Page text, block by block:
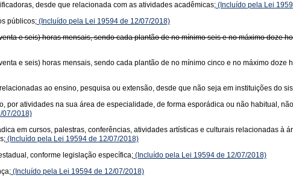
desde que relacionada com as atividades acadêmicas; (Incluído pela Lei
públicos; (Incluído pela Lei 19594 de 12/07/2018)
e seis) horas mensais, sendo cada plantão de no mínimo seis e no máximo doze
e seis) horas mensais, sendo cada plantão de no mínimo cinco e no máximo
ao ensino, pesquisa ou extensão, desde que não seja em instituições do
atividades na sua área de especialidade, de forma esporádica ou não habitual,
07/2018)
em cursos, palestras, conferências, atividades artísticas e culturais relacionadas à
(Incluído pela Lei 19594 de 12/07/2018)
conforme legislação específica; (Incluído pela Lei 19594 de 12/07/2018)
(Incluído pela Lei 19594 de 12/07/2018)